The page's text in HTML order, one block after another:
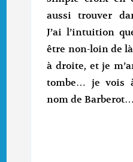
aussi trouver
J’ai l’intuition
être non-loin de
à droite, et je
tombe… je vois
nom de